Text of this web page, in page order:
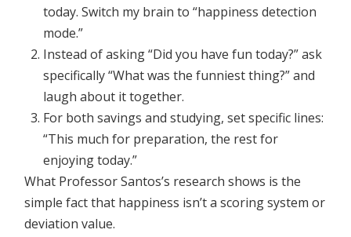
today. Switch my brain to “happiness detection
mode.”
Instead of asking “Did you have fun today?” ask
specifically “What was the funniest thing?” and
laugh about it together.
For both savings and studying, set specific lines:
“This much for preparation, the rest for
enjoying today.”
What Professor Santos’s research shows is the
simple fact that happiness isn’t a scoring system or
deviation value.